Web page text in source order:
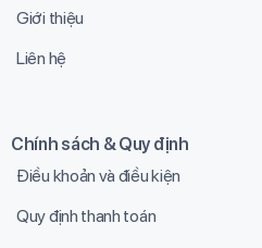
Giới thiệu
Liên hệ
Chính sách & Quy định
Điều khoản và điều kiện
Quy định thanh toán